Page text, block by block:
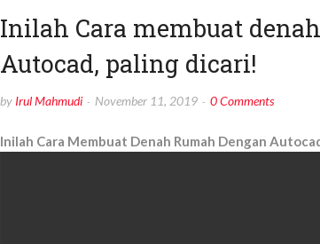
Inilah Cara membuat
Autocad, paling dicari!
by Irul Mahmudi November 11, 2019 0 Comments
Inilah Cara Membuat Denah Rumah Dengan